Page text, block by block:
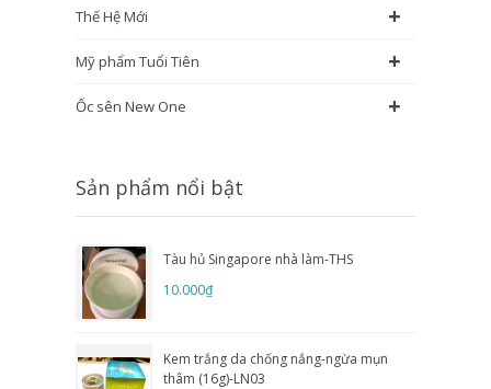
Thế Hệ Mới +
Mỹ phẩm Tuổi Tiên +
Ốc sên New One +
Sản phẩm nổi bật
Tàu hủ Singapore nhà làm-THS
10.000₫
Kem trắng da chống nắng-ngừa mụn
thâm (16g)-LN03